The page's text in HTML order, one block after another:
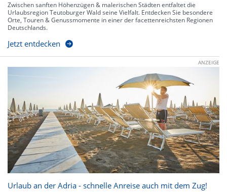
Zwischen sanften Höhenzügen & malerischen Städten entfaltet die
Urlaubsregion Teutoburger Wald seine Vielfalt. Entdecken Sie besondere
Orte, Touren & Genussmomente in einer der facettenreichsten Regionen
Deutschlands.
Jetzt entdecken
ANZEIGE
Urlaub an der Adria - schnelle Anreise auch mit dem Zug!